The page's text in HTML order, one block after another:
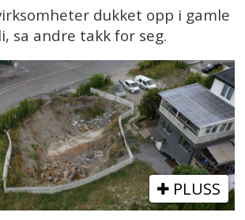
dukket opp i gamle
sa andre takk for seg.
PLUSS